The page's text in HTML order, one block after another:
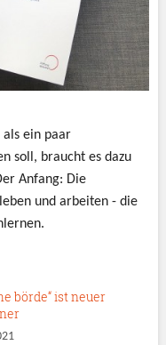
als ein paar
soll, braucht es dazu
Anfang: Die
und arbeiten - die
börde“ ist neuer